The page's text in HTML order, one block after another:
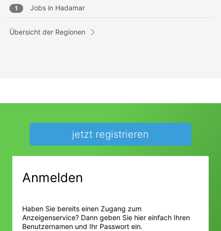
1 Jobs in Hadamar
Übersicht der Regionen
jetzt registrieren
Anmelden
Haben Sie bereits einen Zugang zum
Anzeigenservice? Dann geben Sie hier einfach Ihren
Benutzernamen und Ihr Passwort ein.